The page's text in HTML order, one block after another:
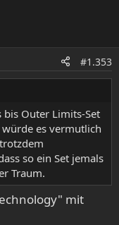
daher alles gut. Die
#1.353
Outer Limits-Set
es vermutlich
so ein Set jemals
Traum.
mit